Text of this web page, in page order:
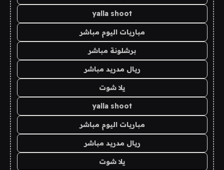
yalla shoot
مباريات اليوم مباشر
برشلونة مباشر
ريال مدريد مباشر
يلا شوت
yalla shoot
مباريات اليوم مباشر
ريال مدريد مباشر
يلا شوت